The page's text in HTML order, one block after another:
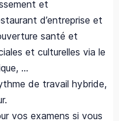
et
d’entreprise et
santé et
et culturelles via le
…
de travail hybride,
vos examens si vous